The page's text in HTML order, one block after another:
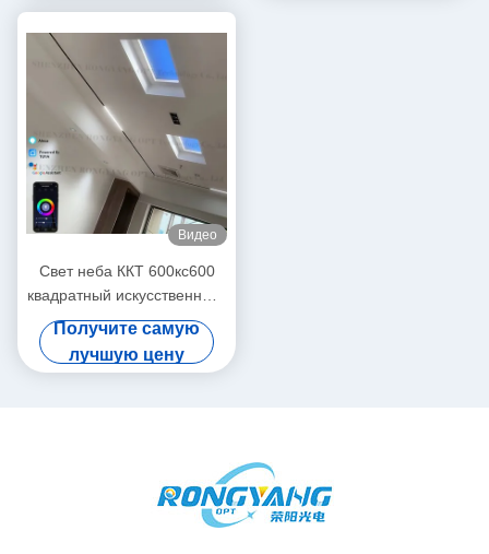
наружного освещения
Видео
Свет неба ККТ 600кс600
квадратный искусственный,
СИД потолка имитирует
солнечный свет
Получите самую
лучшую цену